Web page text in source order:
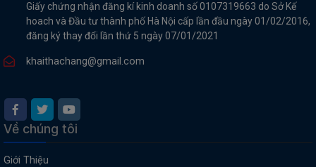
Giấy chứng nhận đăng kí kinh doanh số 0107319663 do Sở Kế
hoach và Đầu tư thành phố Hà Nội cấp lần đầu ngày 01/02/2016,
đăng ký thay đổi lần thứ 5 ngày 07/01/2021
khaithachang@gmail.com
Về chúng tôi
Giới Thiệu